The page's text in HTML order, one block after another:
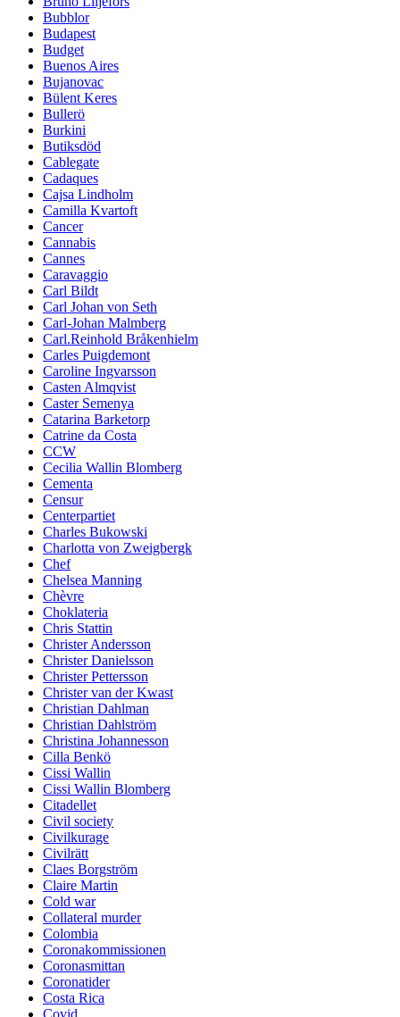
Bubblor
Budapest
Budget
Buenos Aires
Bujanovac
Bülent Keres
Bullerö
Burkini
Butiksdöd
Cablegate
Cadaques
Cajsa Lindholm
Camilla Kvartoft
Cancer
Cannabis
Cannes
Caravaggio
Carl Bildt
Carl Johan von Seth
Carl-Johan Malmberg
Carl.Reinhold Bråkenhielm
Carles Puigdemont
Caroline Ingvarsson
Casten Almqvist
Caster Semenya
Catarina Barketorp
Catrine da Costa
CCW
Cecilia Wallin Blomberg
Cementa
Censur
Centerpartiet
Charles Bukowski
Charlotta von Zweigbergk
Chef
Chelsea Manning
Chèvre
Choklateria
Chris Stattin
Christer Andersson
Christer Danielsson
Christer Pettersson
Christer van der Kwast
Christian Dahlman
Christian Dahlström
Christina Johannesson
Cilla Benkö
Cissi Wallin
Cissi Wallin Blomberg
Citadellet
Civil society
Civilkurage
Civilrätt
Claes Borgström
Claire Martin
Cold war
Collateral murder
Colombia
Coronakommissionen
Coronasmittan
Coronatider
Costa Rica
Covid